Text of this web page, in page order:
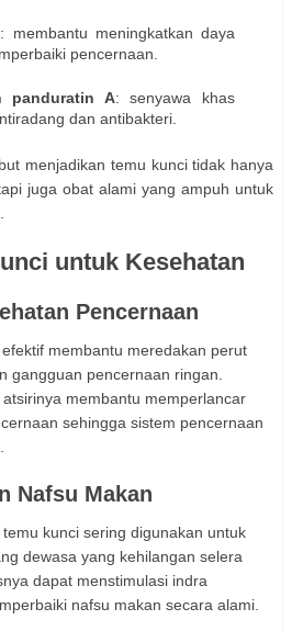
: membantu meningkatkan daya
pencernaan.
panduratin A: senyawa khas
dan antibakteri.
menjadikan temu kunci tidak hanya
juga obat alami yang ampuh untuk
untuk Kesehatan
Pencernaan
membantu meredakan perut
gangguan pencernaan ringan.
membantu memperlancar
sehingga sistem pencernaan
Nafsu Makan
kunci sering digunakan untuk
dewasa yang kehilangan selera
dapat menstimulasi indra
nafsu makan secara alami.